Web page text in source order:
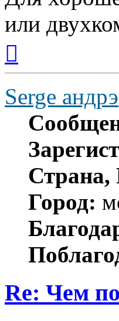
или
началу
Serge андрэ
Страна,
Город:
Re: Чем